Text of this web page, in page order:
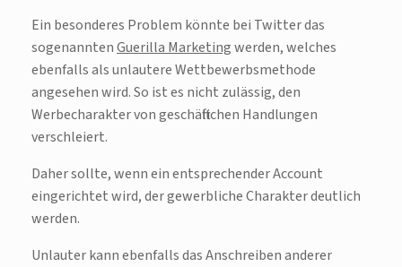
Ein besonderes Problem könnte bei Twitter das
sogenanntenGuerilla Marketingwerden, welches
ebenfalls als unlautere Wettbewerbsmethode
angesehen wird. So ist es nicht zulässig, den
Werbecharakter von geschäftlichen Handlungen
verschleiert.
Daher sollte, wenn ein entsprechender Account
eingerichtet wird, der gewerbliche Charakter deutlich
werden.
Unlauter kann ebenfalls das Anschreiben anderer